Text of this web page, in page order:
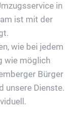
in
ist mit der
wie bei jedem
wie möglich
Bürger
unsere Dienste.